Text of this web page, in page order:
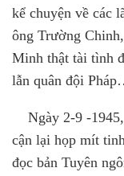
kể chuyện về các
ông Trường
Minh thật tài tình
lẫn quân đội
Ngày 2-9 -1945,
cận lại họp mít
đọc bản Tuyên